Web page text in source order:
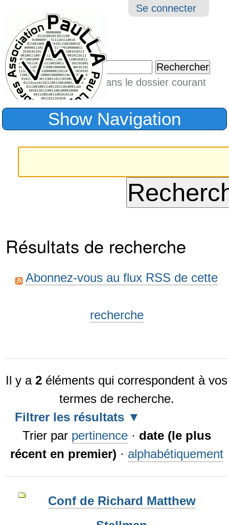
Outils
Se connecter
Chercher par
Seulement dans le dossier courant
Recherche
Show Navigation
Résultats de recherche
Abonnez-vous au flux RSS de cette
recherche
Il y a2 éléments qui correspondent à vos
termes de recherche.
Filtrer les résultats
Trier par pertinence · date (le plus
récent en premier) · alphabétiquement
Conf de Richard Matthew